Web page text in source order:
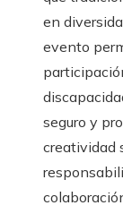
en
evento
seguro y
creatividad